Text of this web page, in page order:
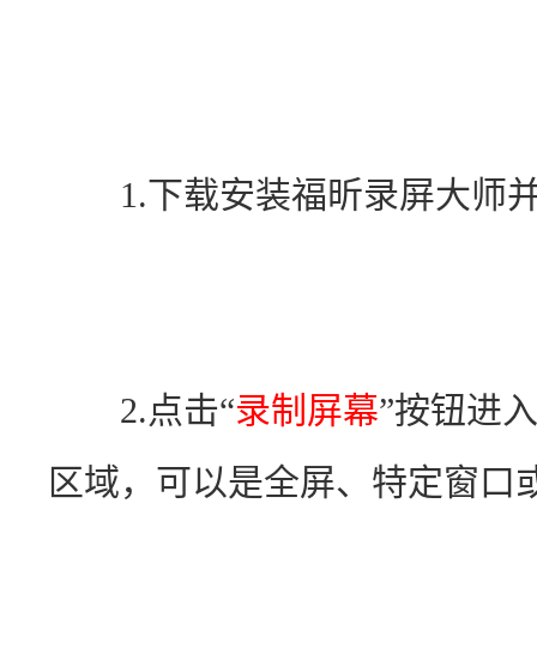
1.下载安装福昕录屏大师
2.点击“录制屏幕”按钮进
区域，可以是全屏、特定窗口